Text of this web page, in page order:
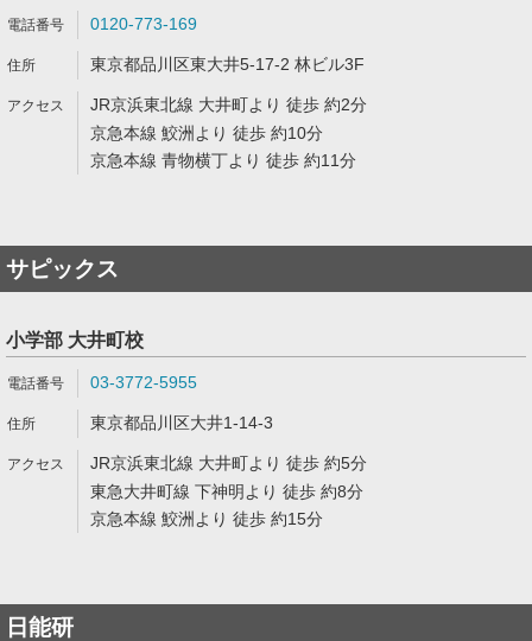
0120-773-169
東京都品川区東大井5-17-2 林ビル3F
JR京浜東北線 大井町より 徒歩 約2分
京急本線 鮫洲より 徒歩 約10分
京急本線 青物横丁より 徒歩 約11分
サピックス
小学部 大井町校
03-3772-5955
東京都品川区大井1-14-3
JR京浜東北線 大井町より 徒歩 約5分
東急大井町線 下神明より 徒歩 約8分
京急本線 鮫洲より 徒歩 約15分
日能研